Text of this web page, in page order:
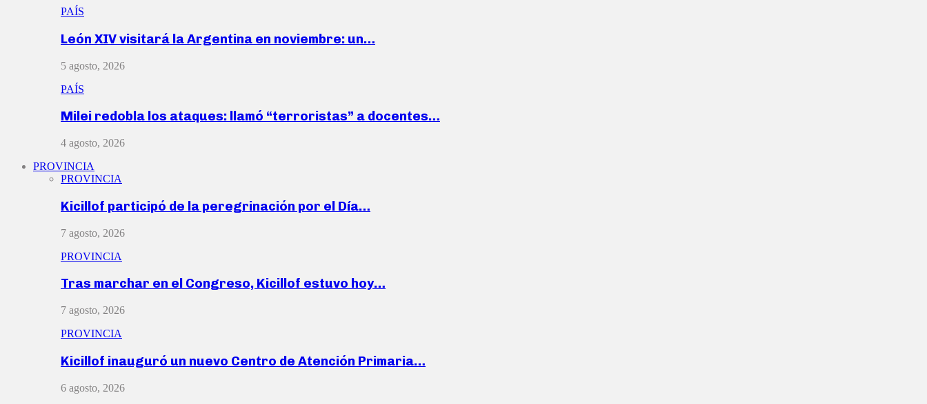
PAÍS
León XIV visitará la Argentina en noviembre: un…
5 agosto, 2026
PAÍS
Milei redobla los ataques: llamó “terroristas” a docentes…
4 agosto, 2026
PROVINCIA
PROVINCIA
Kicillof participó de la peregrinación por el Día…
7 agosto, 2026
PROVINCIA
Tras marchar en el Congreso, Kicillof estuvo hoy…
7 agosto, 2026
PROVINCIA
Kicillof inauguró un nuevo Centro de Atención Primaria…
6 agosto, 2026